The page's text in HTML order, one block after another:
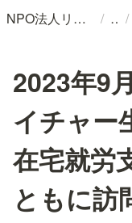
NPO法人リンパカフェ / /
2023年9
イチャー
在宅就労
ともに訪